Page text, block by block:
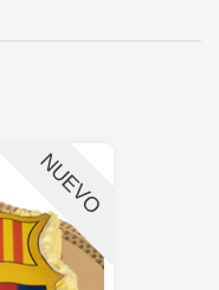
NUEVO